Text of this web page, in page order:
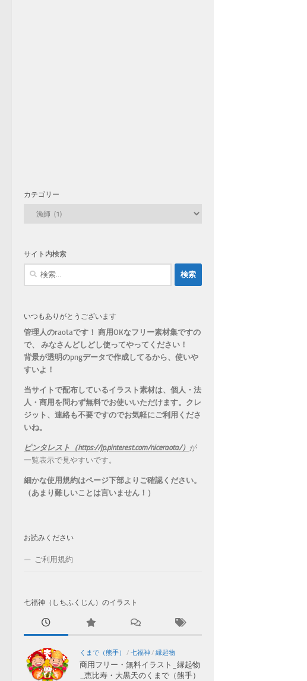
カテゴリー
ー
サイト内検索
いつもありがとうございます
管理人のraotaです！ 商用OKなフリー素材集ですの
で、 みなさんどしどし使ってやってください！
背景が透明のpngデータで作成してるから、 使いや
すいよ！
当サイトで配布しているイラスト素材は、個人・法
人・商用を問わず無料でお使いいただけます。 クレ
ジット、連絡も不要ですのでお気軽にご利用くださ
いね。
ピンタレスト（https://jp.pinterest.com/niceraota/） が
一覧表示で見やすいです。
細かな使用規約はページ下部よりご確認ください。
（あまり難しいことは言いません！）
お読みください
ご利用規約
七福神（しちふくじん）のイラスト
くまで（熊手） / 七福神 / 縁起物
商用フリー・無料イラスト_縁起物
_恵比寿・大黒天のくまで（熊手）